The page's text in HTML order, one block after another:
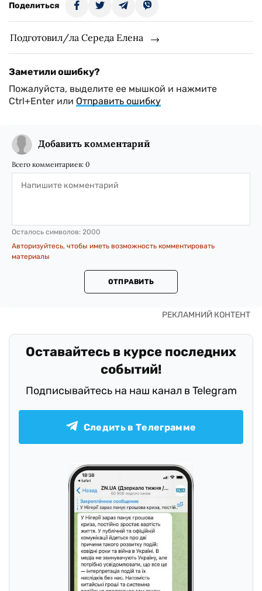
Поделиться
Подготовил/ла Середа Елена
Заметили ошибку?
Пожалуйста, выделите ее мышкой и нажмите
Ctrl+Enter или Отправить ошибку
Добавить комментарий
Всего комментариев: 0
Осталось символов: 2000
Авторизуйтесь, чтобы иметь возможность комментировать
материалы
ОТПРАВИТЬ
Оставайтесь в курсе последних
событий!
Подписывайтесь на наш канал в Telegram
Следить в Телеграмме